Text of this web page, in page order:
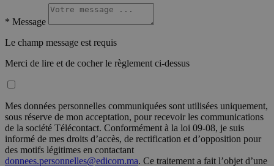
* Message
Le champ message est requis
Merci de lire et de cocher le règlement ci-dessus
Mes données personnelles communiquées sont utilisées uniquement,
sous réserve de mon acceptation, pour recevoir les communications
de la société Télécontact. Conformément à la loi 09-08, je suis
informé de mes droits d’accès, de rectification et d’opposition pour
des motifs légitimes en contactant
donnees.personnelles@edicom.ma. Ce traitement a fait l’objet d’une